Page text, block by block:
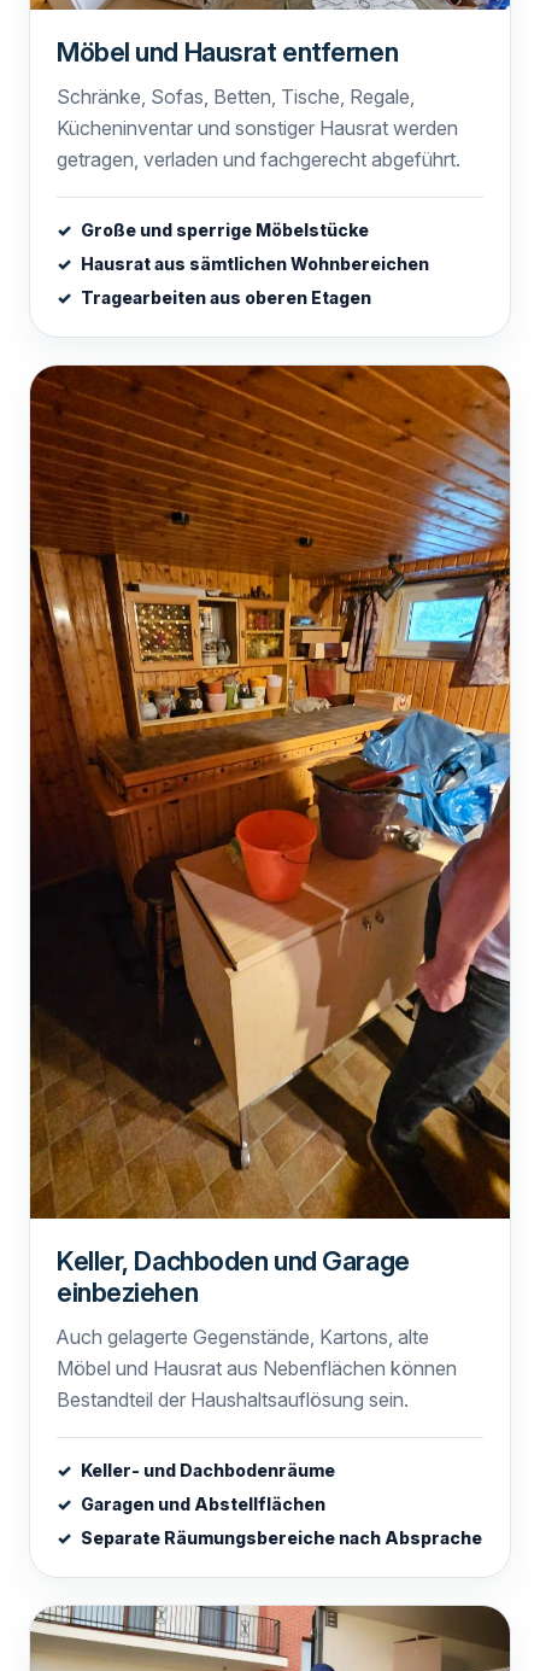
Möbel und Hausrat entfernen
Schränke, Sofas, Betten, Tische, Regale,
Kücheninventar und sonstiger Hausrat werden
getragen, verladen und fachgerecht abgeführt.
Große und sperrige Möbelstücke
Hausrat aus sämtlichen Wohnbereichen
Tragearbeiten aus oberen Etagen
Keller, Dachboden und Garage
einbeziehen
Auch gelagerte Gegenstände, Kartons, alte
Möbel und Hausrat aus Nebenflächen können
Bestandteil der Haushaltsauflösung sein.
Keller- und Dachbodenräume
Garagen und Abstellflächen
Separate Räumungsbereiche nach Absprache